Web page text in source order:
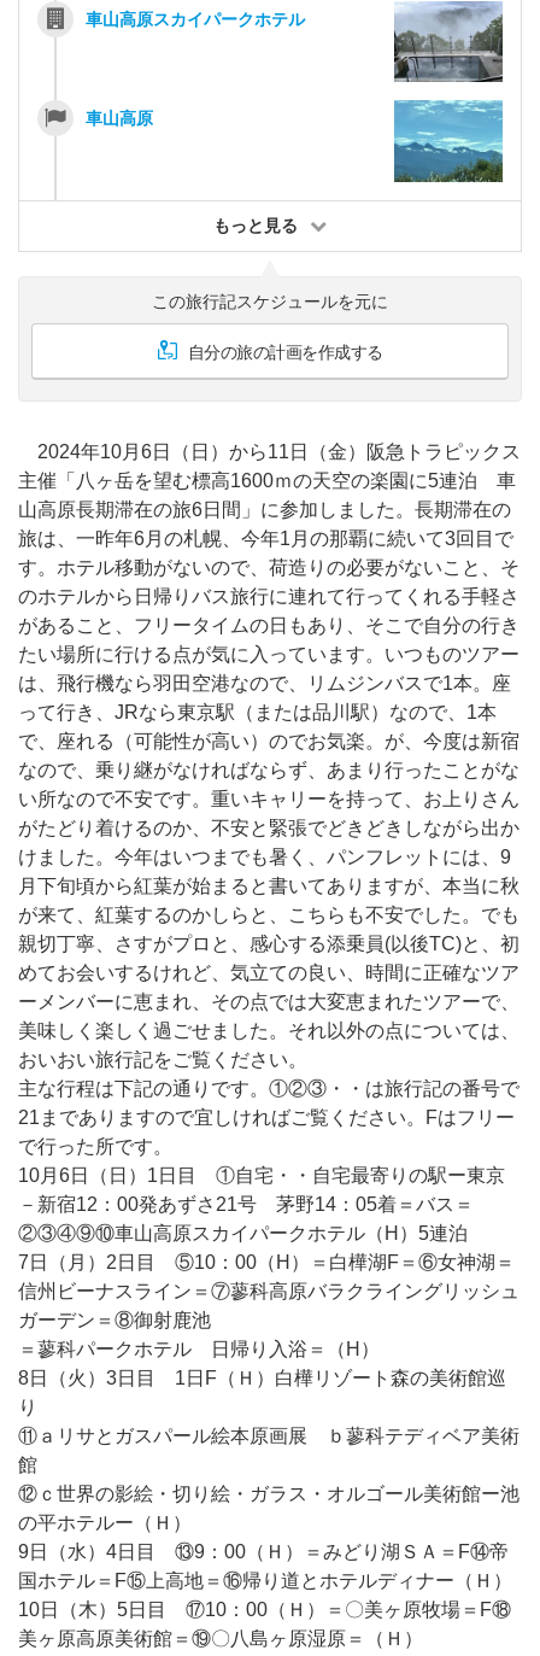
車山高原スカイパークホテル
車山高原
もっと見る
この旅行記スケジュールを元に
自分の旅の計画を作成する
2024年10月6日（日）から11日（金）阪急トラピックス
主催「八ヶ岳を望む標高1600ｍの天空の楽園に5連泊 車
山高原長期滞在の旅6日間」に参加しました。長期滞在の
旅は、一昨年6月の札幌、今年1月の那覇に続いて3回目で
す。ホテル移動がないので、荷造りの必要がないこと、そ
のホテルから日帰りバス旅行に連れて行ってくれる手軽さ
があること、フリータイムの日もあり、そこで自分の行き
たい場所に行ける点が気に入っています。いつものツアー
は、飛行機なら羽田空港なので、リムジンバスで1本。座
って行き、JRなら東京駅（または品川駅）なので、1本
で、座れる（可能性が高い）のでお気楽。が、今度は新宿
なので、乗り継がなければならず、あまり行ったことがな
い所なので不安です。重いキャリーを持って、お上りさん
がたどり着けるのか、不安と緊張でどきどきしながら出か
けました。今年はいつまでも暑く、パンフレットには、9
月下旬頃から紅葉が始まると書いてありますが、本当に秋
が来て、紅葉するのかしらと、こちらも不安でした。でも
親切丁寧、さすがプロと、感心する添乗員(以後TC)と、初
めてお会いするけれど、気立ての良い、時間に正確なツア
ーメンバーに恵まれ、その点では大変恵まれたツアーで、
美味しく楽しく過ごせました。それ以外の点については、
おいおい旅行記をご覧ください。
主な行程は下記の通りです。①②③・・は旅行記の番号で
21までありますので宜しければご覧ください。Fはフリー
で行った所です。
10月6日（日）1日目 ①自宅・・自宅最寄りの駅ー東京
－新宿12：00発あずさ21号 茅野14：05着＝バス＝
②③④⑨⑩車山高原スカイパークホテル（H）5連泊
7日（月）2日目 ⑤10：00（H）＝白樺湖F＝⑥女神湖＝
信州ビーナスライン＝⑦蓼科高原バラクライングリッシュ
ガーデン＝⑧御射鹿池
＝蓼科パークホテル 日帰り入浴＝（H）
8日（火）3日目 1日F（Ｈ）白樺リゾート森の美術館巡
り
⑪ａリサとガスパール絵本原画展 ｂ蓼科テディベア美術
館
⑫ｃ世界の影絵・切り絵・ガラス・オルゴール美術館ー池
の平ホテルー（Ｈ）
9日（水）4日目 ⑬9：00（Ｈ）＝みどり湖ＳＡ＝F⑭帝
国ホテル＝F⑮上高地＝⑯帰り道とホテルディナー（Ｈ）
10日（木）5日目 ⑰10：00（Ｈ）＝〇美ヶ原牧場＝F⑱
美ヶ原高原美術館＝⑲〇八島ヶ原湿原＝（Ｈ）